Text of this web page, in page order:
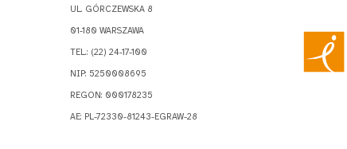
UL. GÓRCZEWSKA 8
01-180 WARSZAWA
TEL.: (22) 24-17-100
NIP: 5250008695
REGON: 000178235
AE: PL-72330-81243-EGRAW-28